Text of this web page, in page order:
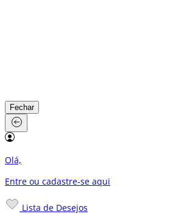
Fechar
Olá,
Entre ou cadastre-se aqui
Lista de Desejos